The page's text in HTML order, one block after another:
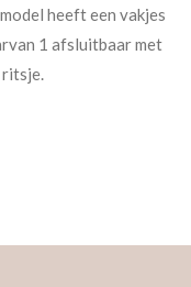
heeft een vakjes
1 afsluitbaar met
ritsje.